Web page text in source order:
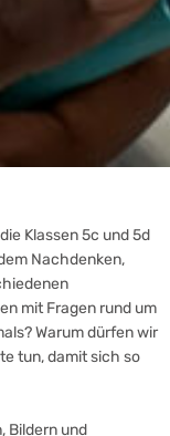
Klassen 5c und 5d
Nachdenken,
mit Fragen rund um
Warum dürfen wir
tun, damit sich so
Bildern und